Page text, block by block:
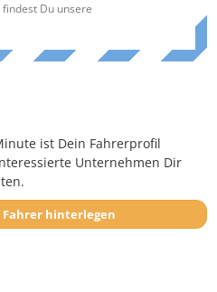
Du unsere
ist Dein Fahrerprofil
Unternehmen Dir
Bewerbung als Fahrer hinterlegen